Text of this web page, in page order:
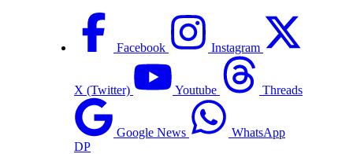
Facebook Instagram
X (Twitter) Youtube Threads
Google News
WhatsApp
DP